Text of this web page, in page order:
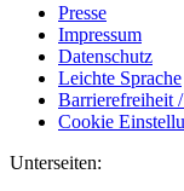
Presse
Impressum
Datenschutz
Leichte Sprache
Barrierefreiheit
Cookie
Unterseiten: